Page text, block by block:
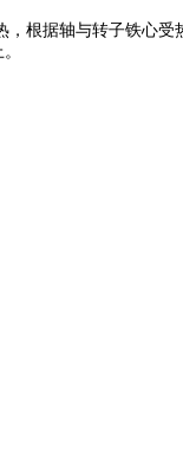
根据轴与转子铁心受